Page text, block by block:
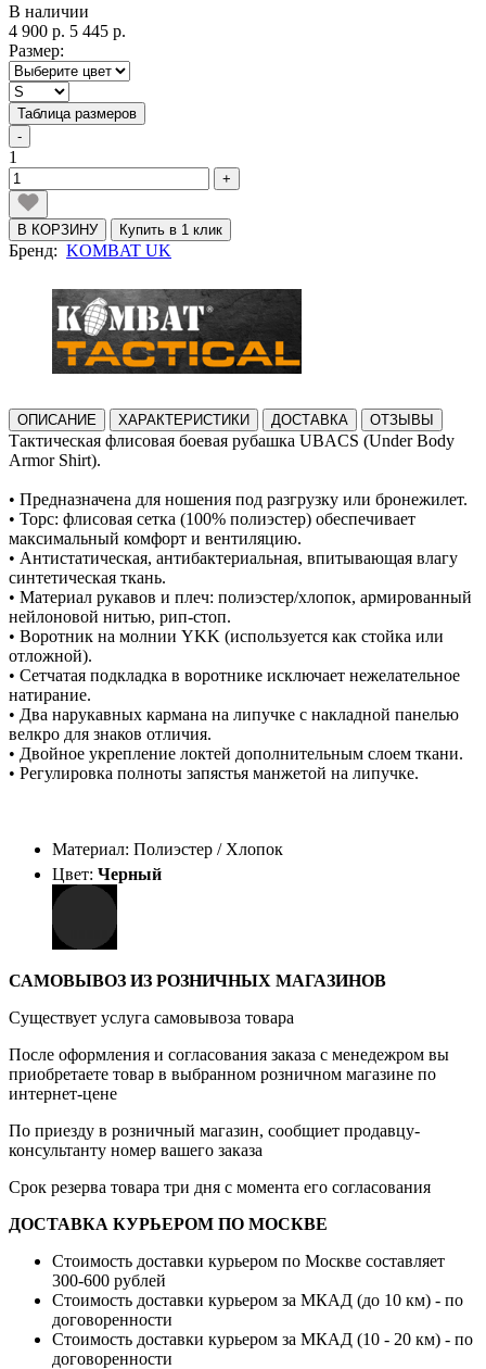
В наличии
4 900 р. 5 445 р.
Размер:
Таблица размеров
-
1
+
В КОРЗИНУ Купить в 1 клик
Бренд: KOMBAT UK
ОПИСАНИЕ ХАРАКТЕРИСТИКИ ДОСТАВКА ОТЗЫВЫ
Тактическая флисовая боевая рубашка UBACS (Under Body
Armor Shirt).
• Предназначена для ношения под разгрузку или бронежилет.
• Торс: флисовая сетка (100% полиэстер) обеспечивает
максимальный комфорт и вентиляцию.
• Антистатическая, антибактериальная, впитывающая влагу
синтетическая ткань.
• Материал рукавов и плеч: полиэстер/хлопок, армированный
нейлоновой нитью, рип-стоп.
• Воротник на молнии YKK (используется как стойка или
отложной).
• Сетчатая подкладка в воротнике исключает нежелательное
натирание.
• Два нарукавных кармана на липучке с накладной панелью
велкро для знаков отличия.
• Двойное укрепление локтей дополнительным слоем ткани.
• Регулировка полноты запястья манжетой на липучке.
Материал: Полиэстер / Хлопок
Цвет: Черный
САМОВЫВОЗ ИЗ РОЗНИЧНЫХ МАГАЗИНОВ
Существует услуга самовывоза товара
После оформления и согласования заказа с менедежром вы
приобретаете товар в выбранном розничном магазине по
интернет-цене
По приезду в розничный магазин, сообщиет продавцу-
консультанту номер вашего заказа
Срок резерва товара три дня с момента его согласования
ДОСТАВКА КУРЬЕРОМ ПО МОСКВЕ
Стоимость доставки курьером по Москве составляет
300-600 рублей
Стоимость доставки курьером за МКАД (до 10 км) - по
договоренности
Стоимость доставки курьером за МКАД (10 - 20 км) - по
договоренности